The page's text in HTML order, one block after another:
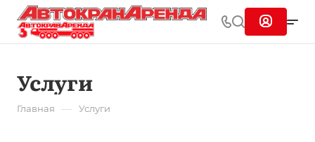
Услуги
Главная — Услуги